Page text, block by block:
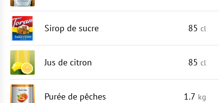
Sirop de sucre 85 cl
Jus de citron 85 cl
Purée de pêches 1.7 kg